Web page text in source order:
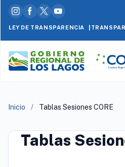
LEY DE TRANSPARENCIA |
Inicio / Tablas Sesiones CORE
Tablas